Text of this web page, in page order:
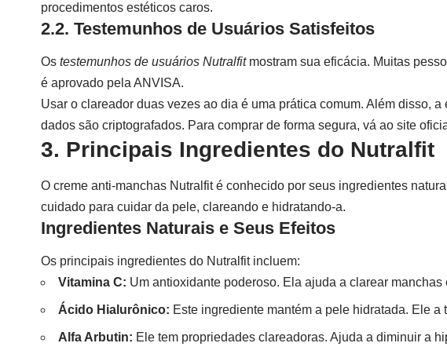
procedimentos estéticos caros.
2.2. Testemunhos de Usuários Satisfeitos
Os testemunhos de usuários Nutralfitmostram sua eficácia. Muitas
é aprovado pela ANVISA.
Usar o clareador duas vezes ao dia é uma prática comum. Além disso,
dados são criptografados. Para comprar de forma segura, vá ao site
3. Principais Ingredientes do Nutralfit
O creme anti-manchas Nutralfit é conhecido por seus ingredientes
cuidado para cuidar da pele, clareando e hidratando-a.
Ingredientes Naturais e Seus Efeitos
Os principais ingredientes do Nutralfit incluem:
Vitamina C: Um antioxidante poderoso. Ela ajuda a clarear
Ácido Hialurônico: Este ingrediente mantém a pele hidratada. Ele
Alfa Arbutin: Ele tem propriedades clareadoras. Ajuda a diminuir a